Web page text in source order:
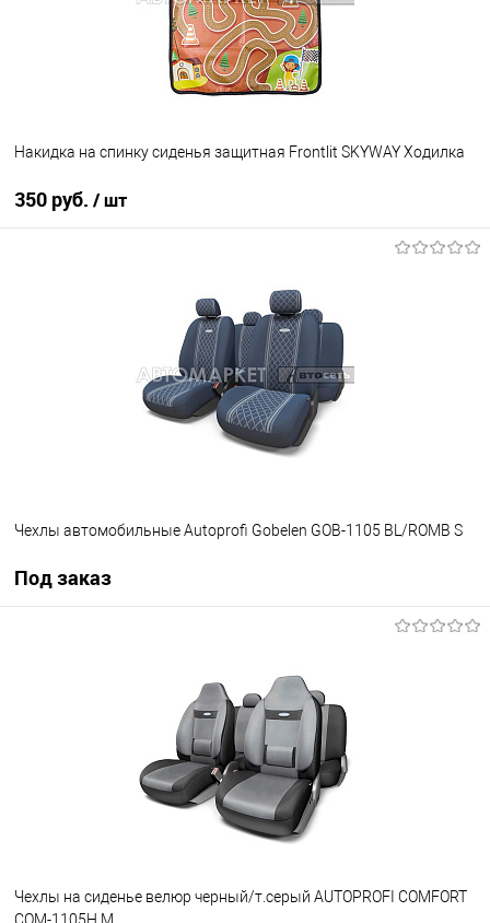
Накидка на спинку сиденья защитная Frontlit SKYWAY Ходилка
350 руб. / шт
В наличии
Чехлы автомобильные Autoprofi Gobelen GOB-1105 BL/ROMB S
Под заказ
Под заказ
Чехлы на сиденье велюр черный/т.серый AUTOPROFI COMFORT